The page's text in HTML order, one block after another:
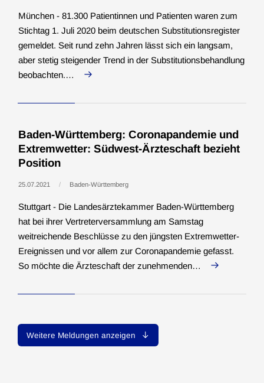
München - 81.300 Patientinnen und Patienten waren zum
Stichtag 1. Juli 2020 beim deutschen Substitutionsregister
gemeldet. Seit rund zehn Jahren lässt sich ein langsam,
aber stetig steigender Trend in der Substitutionsbehandlung
beobachten.…
Baden-Württemberg: Coronapandemie und
Extremwetter: Südwest-Ärzteschaft bezieht
Position
25.07.2021 Baden-Württemberg
Stuttgart - Die Landesärztekammer Baden-Württemberg
hat bei ihrer Vertreterversammlung am Samstag
weitreichende Beschlüsse zu den jüngsten Extremwetter-
Ereignissen und vor allem zur Coronapandemie gefasst.
So möchte die Ärzteschaft der zunehmenden…
Weitere Meldungen anzeigen